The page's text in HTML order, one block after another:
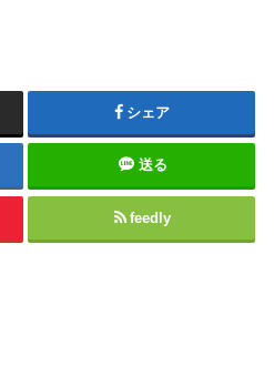
シェア
送る
feedly